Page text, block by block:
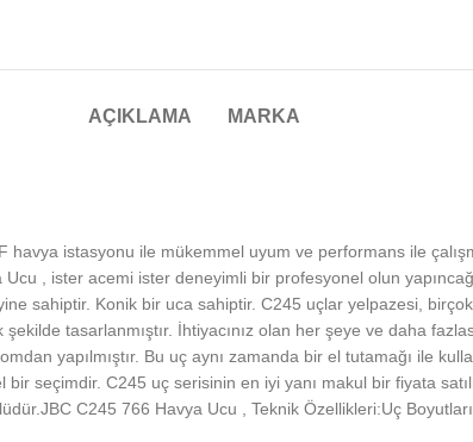
AÇIKLAMA MARKA
istasyonu ile mükemmel uyum ve performans ile
, ister acemi ister deneyimli bir profesyonel olun
sahiptir. Konik bir uca sahiptir. C245 uçlar yelpazesi,
tasarlanmıştır. İhtiyacınız olan her şeye ve daha
yapılmıştır. Bu uç aynı zamanda bir el tutamağı ile
seçimdir. C245 uç serisinin en iyi yanı makul bir fiyata
C245 766 Havya Ucu , Teknik Özellikleri:Uç